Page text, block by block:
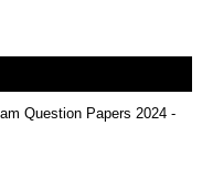
Question Papers 2024 -